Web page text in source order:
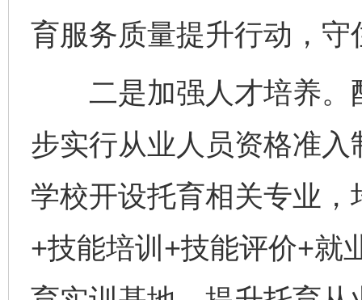
育服务质量提升行动，
二是加强人才培养。
步实行从业人员资格准
学校开设托育相关专业，
+技能培训+技能评价+就